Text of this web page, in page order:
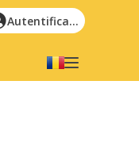
Autentificare